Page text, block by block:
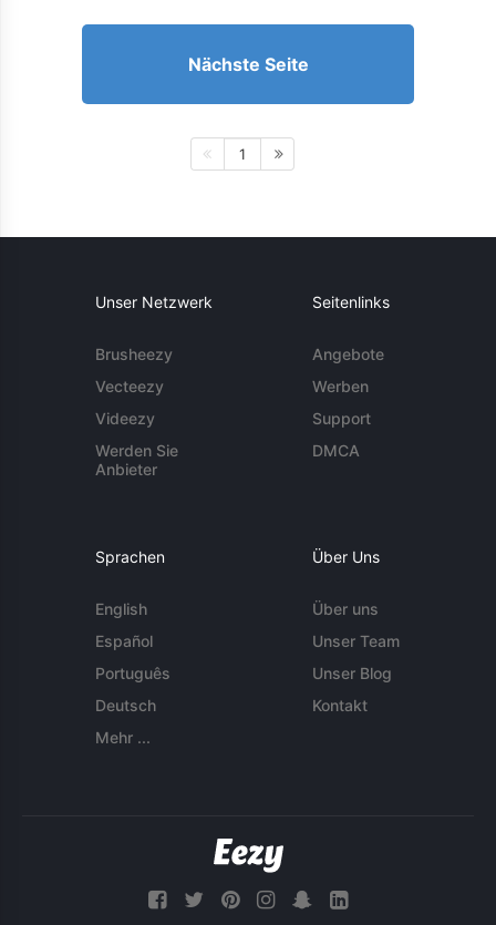
Nächste Seite
1
Unser Netzwerk
Brusheezy
Vecteezy
Videezy
Werden Sie
Anbieter
Seitenlinks
Angebote
Werben
Support
DMCA
Sprachen
English
Español
Português
Deutsch
Mehr ...
Über Uns
Über uns
Unser Team
Unser Blog
Kontakt